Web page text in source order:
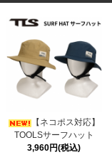
【ネコポス対応】
TOOLSサーフハット
3,960円(税込)